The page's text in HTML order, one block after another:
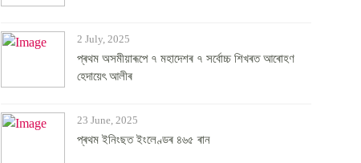
2 July, 2025
প্ৰথম অসমীয়াৰূপে ৭ মহাদেশৰ ৭ সৰ্বোচ্চ শিখৰত আৰোহণ
হেদায়েৎ আলীৰ
23 June, 2025
প্ৰথম ইনিংছত ইংলেণ্ডৰ ৪৬৫ ৰান